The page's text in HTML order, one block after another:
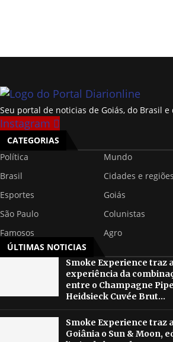
Seu portal de noticias de Goiás, do Brasil
Instagram
CATEGORIAS
Política
Mundo
Brasil
Cidades e regiões
Esportes
Goiás
São Paulo
Colunistas
Famosos
Agro
ÚLTIMAS NOTICIAS
Smoke Experience traz
experiência da
entre o Champagne
Heidsieck Cuvée Brut...
Smoke Experience traz
Goiânia o Sun & Moon,